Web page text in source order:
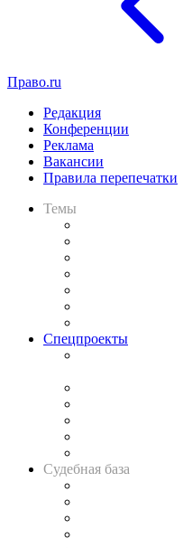
Право.ru
Редакция
Конференции
Реклама
Вакансии
Правила перепечатки
Темы
Спецпроекты
Судебная база